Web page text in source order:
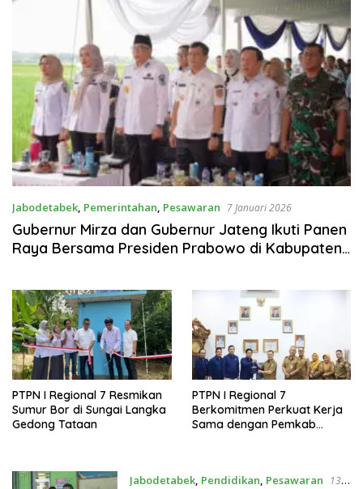
Jabodetabek, Pemerintahan, Pesawaran 7 Januari 2026
Gubernur Mirza dan Gubernur Jateng Ikuti Panen
Raya Bersama Presiden Prabowo di Kabupaten
PTPN I Regional 7 Resmikan
Sumur Bor di Sungai Langka
Gedong Tataan
PTPN I Regional 7
Berkomitmen Perkuat Kerja
Sama dengan Pemkab
Jabodetabek, Pendidikan, Pesawaran
13